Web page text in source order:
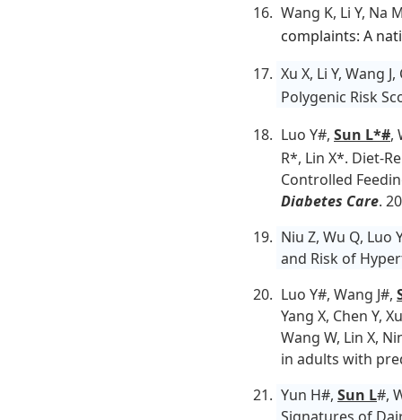
Wang K, Li Y, Na
complaints: A
Xu X, Li Y, Wang
Polygenic Risk
Luo Y#, Sun L*#,
R*, Lin X*. Diet-
Controlled
Diabetes Care.
Niu Z, Wu Q, Luo
and Risk of
Luo Y#, Wang J#,
Yang X, Chen Y,
Wang W, Lin X,
in adults with
Yun H#, Sun L#,